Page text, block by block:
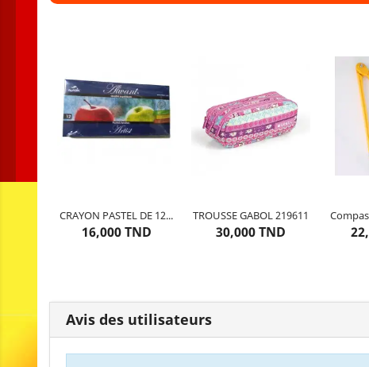
CRAYON PASTEL DE 12...
16,000 TND
5articles restants TROUSSE GABOL 219611
30,000 TND
2articles restants 7
Avis des utilisateurs